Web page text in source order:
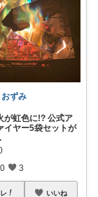
おずみ
が虹色に!? 公式ア
イヤー5袋セットが
0 3
いいね